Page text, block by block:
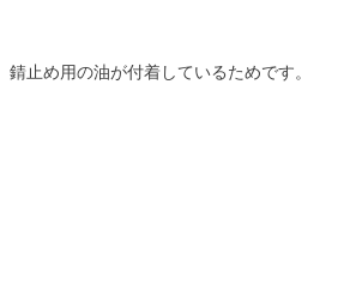
止め用の油が付着しているためです。